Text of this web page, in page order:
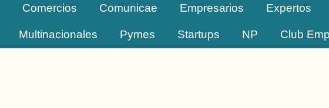
Comercios Comunicae Empresarios Expertos
Multinacionales Pymes Startups NP Club